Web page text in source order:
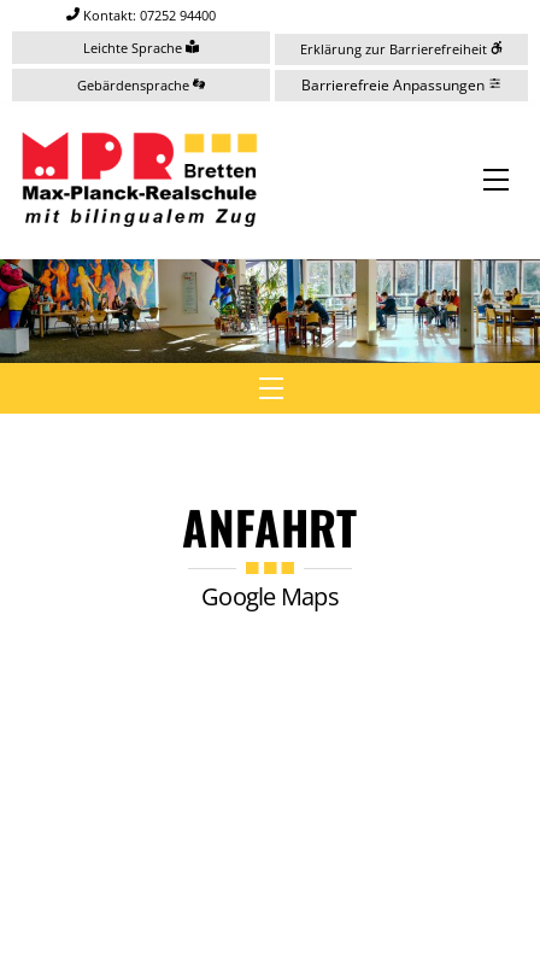
content
Kontakt: 07252 94400
Leichte Sprache
Gebärdensprache
Erklärung zur Barrierefreiheit
Barrierefreie Anpassungen
Menu
ANFAHRT
Google Maps